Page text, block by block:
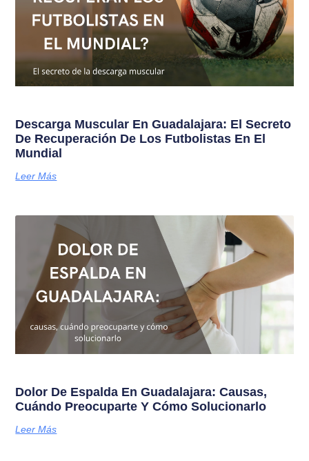
Descarga Muscular En Guadalajara: El Secreto
De Recuperación De Los Futbolistas En El
Mundial
Leer Más
Dolor De Espalda En Guadalajara: Causas,
Cuándo Preocuparte Y Cómo Solucionarlo
Leer Más